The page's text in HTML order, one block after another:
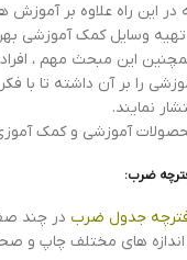
در این راه علاوه بر
وسایل کمک آموزشی
این مبحث مهم ،
را بر آن داشته تا با
نمایند.
آموزشی و کمک
ضرب:
جدول ضرب در چند
اندازه های مختلف چاپ و